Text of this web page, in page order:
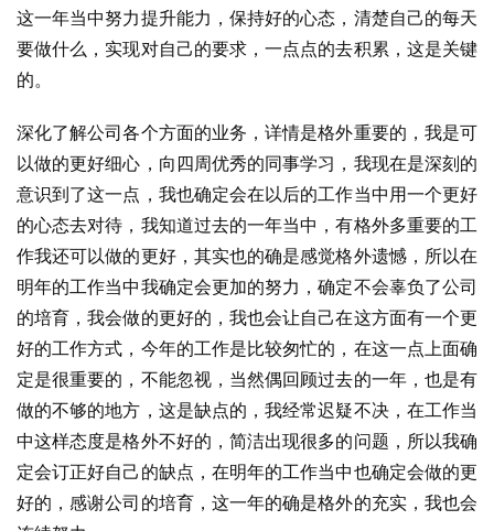
这一年当中努力提升能力，保持好的心态，清楚自己的每天
要做什么，实现对自己的要求，一点点的去积累，这是关键
的。
深化了解公司各个方面的业务，详情是格外重要的，我是可
以做的更好细心，向四周优秀的同事学习，我现在是深刻的
意识到了这一点，我也确定会在以后的工作当中用一个更好
的心态去对待，我知道过去的一年当中，有格外多重要的工
作我还可以做的更好，其实也的确是感觉格外遗憾，所以在
明年的工作当中我确定会更加的努力，确定不会辜负了公司
的培育，我会做的更好的，我也会让自己在这方面有一个更
好的工作方式，今年的工作是比较匆忙的，在这一点上面确
定是很重要的，不能忽视，当然偶回顾过去的一年，也是有
做的不够的地方，这是缺点的，我经常迟疑不决，在工作当
中这样态度是格外不好的，简洁出现很多的问题，所以我确
定会订正好自己的缺点，在明年的工作当中也确定会做的更
好的，感谢公司的培育，这一年的确是格外的充实，我也会